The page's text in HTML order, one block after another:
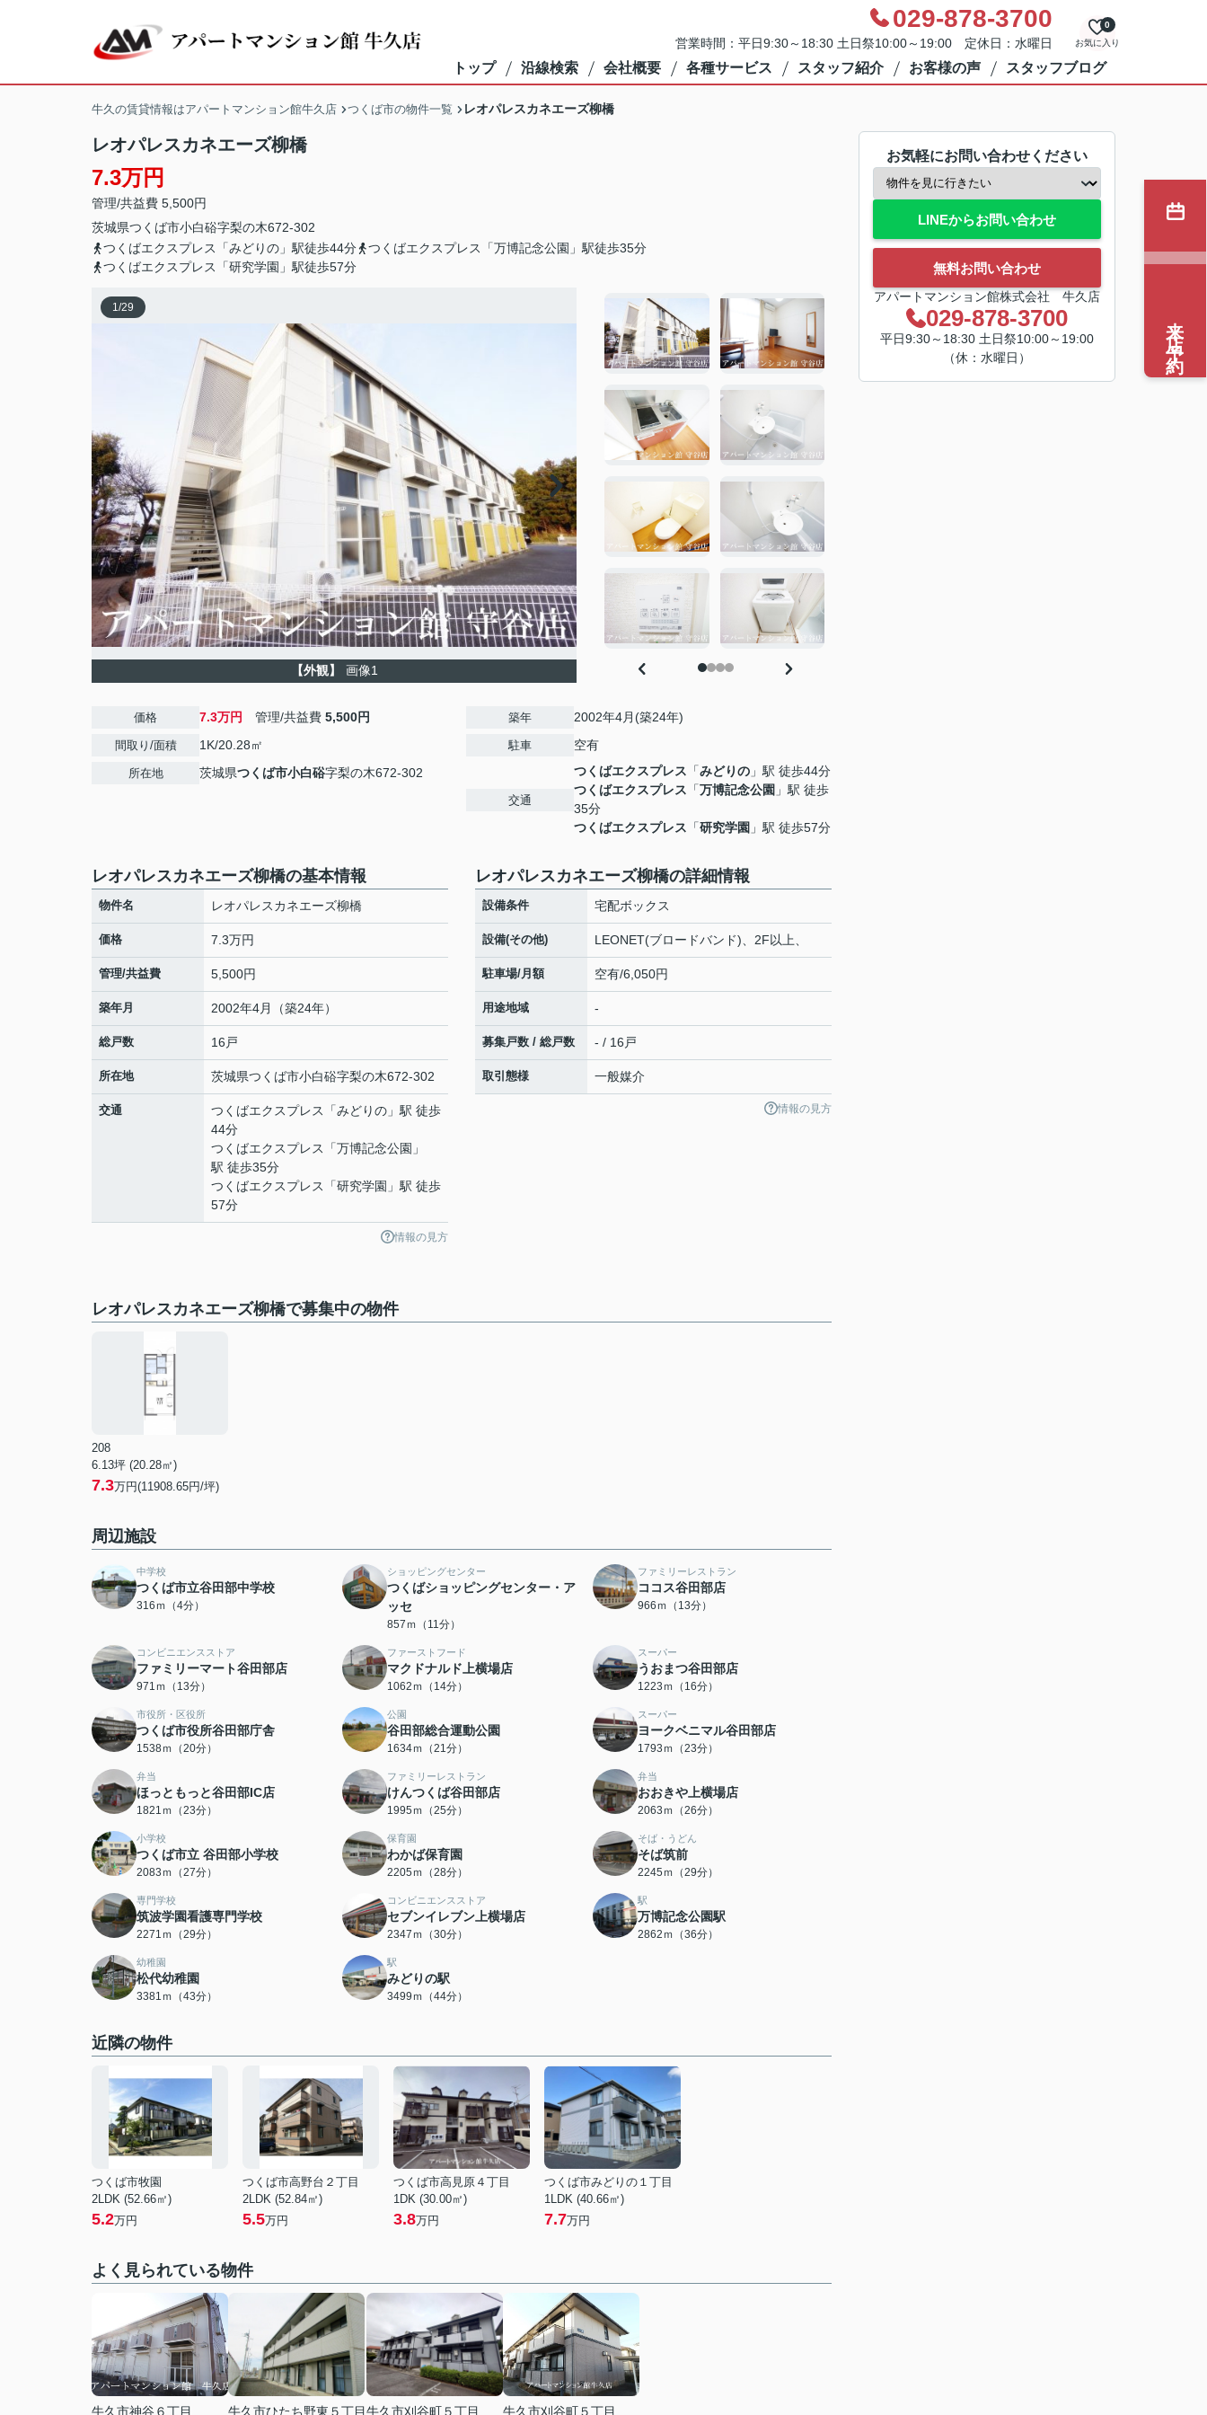
029-878-3700
営業時間：平日9:30～18:30 土日祭10:00～19:00 定休日：水曜日 お気に入り
0
トップ 沿線検索 会社概要 各種サービス スタッフ紹介 お客様の声 スタッフブログ
牛久の賃貸情報はアパートマンション館牛久店 つくば市の物件一覧 レオパレスカネエーズ柳橋
レオパレスカネエーズ柳橋
7.3万円
管理/共益費 5,500円
茨城県つくば市小白硲字梨の木672-302
つくばエクスプレス「みどりの」駅徒歩44分
つくばエクスプレス「万博記念公園」駅徒歩35分
つくばエクスプレス「研究学園」駅徒歩57分
1/29
【外観】 画像1
価格 7.3万円 管理/共益費 5,500円
間取り/面積 1K/20.28㎡
所在地 茨城県つくば市小白硲字梨の木672-302
築年 2002年4月(築24年)
駐車 空有
交通
つくばエクスプレス 「みどりの 」駅 徒歩44分
つくばエクスプレス 「万博記念公園 」駅 徒歩
35分
つくばエクスプレス 「研究学園 」駅 徒歩57分
レオパレスカネエーズ柳橋の基本情報
物件名 レオパレスカネエーズ柳橋
価格 7.3万円
管理/共益費 5,500円
築年月 2002年4月（築24年）
総戸数 16戸
所在地 茨城県つくば市小白硲字梨の木672-302
交通 つくばエクスプレス 「みどりの 」駅 徒歩
44分
つくばエクスプレス
「万博記念公園 」
駅 徒歩35分
つくばエクスプレス
「研究学園 」駅 徒歩
57分
情報の見方
レオパレスカネエーズ柳橋の詳細情報
設備条件 宅配ボックス
設備(その他) LEONET(ブロードバンド)、2F以上、
駐車場/月額 空有/6,050円
用途地域 -
募集戸数 / 総戸数 - / 16戸
取引態様 一般媒介
情報の見方
レオパレスカネエーズ柳橋で募集中の物件
208
6.13坪 (20.28㎡)
7.3万円(11908.65円/坪)
周辺施設
中学校
つくば市立谷田部中学校
316ｍ（4分）
ショッピングセンター
つくばショッピングセンター・ア
ッセ
857ｍ（11分）
ファミリーレストラン
ココス谷田部店
966ｍ（13分）
コンビニエンスストア
ファミリーマート谷田部店
971ｍ（13分）
ファーストフード
マクドナルド上横場店
1062ｍ（14分）
スーパー
うおまつ谷田部店
1223ｍ（16分）
市役所・区役所
つくば市役所谷田部庁舎
1538ｍ（20分）
公園
谷田部総合運動公園
1634ｍ（21分）
スーパー
ヨークベニマル谷田部店
1793ｍ（23分）
弁当
ほっともっと谷田部IC店
1821ｍ（23分）
ファミリーレストラン
けんつくば谷田部店
1995ｍ（25分）
弁当
おおきや上横場店
2063ｍ（26分）
小学校
つくば市立 谷田部小学校
2083ｍ（27分）
保育園
わかば保育園
2205ｍ（28分）
そば・うどん
そば筑前
2245ｍ（29分）
専門学校
筑波学園看護専門学校
2271ｍ（29分）
コンビニエンスストア
セブンイレブン上横場店
2347ｍ（30分）
駅
万博記念公園駅
2862ｍ（36分）
幼稚園
松代幼稚園
3381ｍ（43分）
駅
みどりの駅
3499ｍ（44分）
近隣の物件
つくば市牧園
2LDK (52.66㎡)
5.2万円
つくば市高野台２丁目
2LDK (52.84㎡)
5.5万円
つくば市高見原４丁目
1DK (30.00㎡)
3.8万円
つくば市みどりの１丁目
1LDK (40.66㎡)
7.7万円
よく見られている物件
牛久市神谷６丁目 牛久市ひたち野東５丁目牛久市刈谷町５丁目 牛久市刈谷町５丁目
お気軽にお問い合わせください
LINEからお問い合わせ
無料お問い合わせ
アパートマンション館株式会社 牛久店
029-878-3700
平日9:30～18:30 土日祭10:00～19:00
（休：水曜日）
来店予約